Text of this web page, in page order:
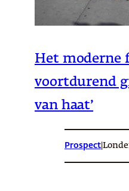
Het moderne
voortdurend
van haat’
Prospect